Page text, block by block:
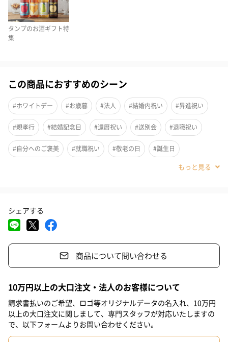
15年以上熟成されたアバフェルディを中心とした40種類以上の原
酒をブレンド。
専用の箱に入れてお届けします。
香り
ゴールデンハニーとキャラメルソース
ラグジュアリーの複雑感
タンプのお酒ギフト特
集
この商品におすすめのシーン
#ホワイトデー #お歳暮 #法人 #結婚内祝い #昇進祝い
#親孝行 #結婚記念日 #還暦祝い #送別会 #退職祝い
#自分へのご褒美 #就職祝い #敬老の日 #誕生日
#サプライズ
#母の日
#取引先女性
#娘 #息子 #姉 #妹 #兄
#父親 #夫 #女性 #男性 #男友達 #女友達
#彼氏 #20代前半 #20代後半 #30代 #40代 #50代
シェアする
商品について問い合わせる
10万円以上の大口注文・法人のお客様について
請求書払いのご希望、ロゴ等オリジナルデータの名入れ、10万円
以上の大口注文に関しまして、専門スタッフが対応いたしますの
で、以下フォームよりお問い合わせください。